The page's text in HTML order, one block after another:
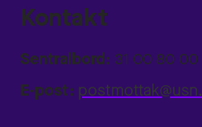
Kontakt
Sentralbord: 31 00 80 00
E-post: